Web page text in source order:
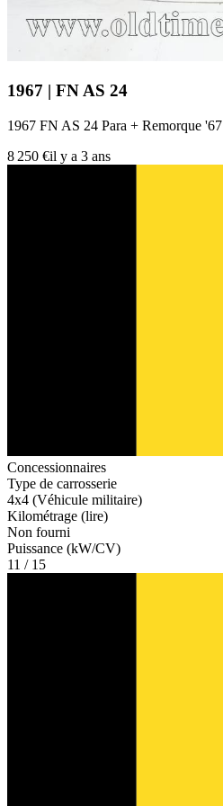
1967 | FN AS 24
1967 FN AS 24 Para + Remorque '67
8 250 €il y a 3 ans
Concessionnaires
Type de carrosserie
4x4 (Véhicule militaire)
Kilométrage (lire)
Non fourni
Puissance (kW/CV)
11 / 15